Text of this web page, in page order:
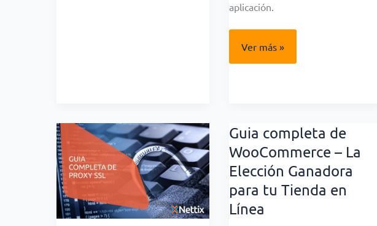
aplicación.
Guía
de
Ver más »
Guia completa de
WooCommerce – La
Elección Ganadora
para tu Tienda en
Línea